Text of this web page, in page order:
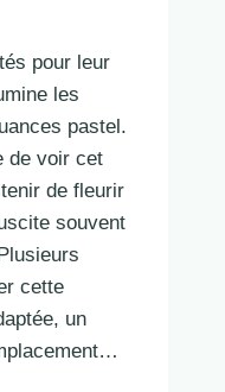
pour leur
les
pastel.
de voir cet
de fleurir
souvent
cette
un